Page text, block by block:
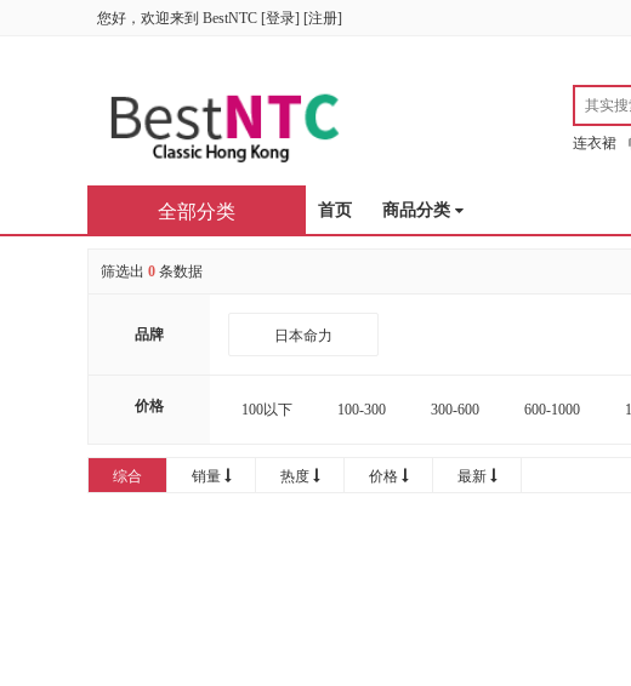
您好，欢迎来到 BestNTC [登录] [注册]
连衣裙
首页 商品分类
全部分类
筛选出 0 条数据
品牌 日本命力
价格 100以下 100-300 300-600 600-1000
综合 销量 热度 价格 最新